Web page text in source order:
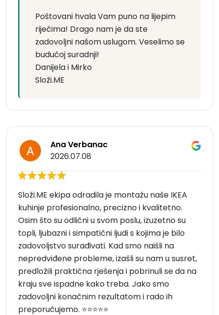
Poštovani hvala Vam puno na lijepim
riječima! Drago nam je da ste
zadovoljni našom uslugom. Veselimo se
budućoj suradnji!
Danijela i Mirko
Složi.ME
Ana Verbanac
2026.07.08
Složi.ME ekipa odradila je montažu naše IKEA
kuhinje profesionalno, precizno i kvalitetno.
Osim što su odlični u svom poslu, izuzetno su
topli, ljubazni i simpatični ljudi s kojima je bilo
zadovoljstvo surađivati. Kad smo naišli na
nepredviđene probleme, izašli su nam u susret,
predložili praktična rješenja i pobrinuli se da na
kraju sve ispadne kako treba. Jako smo
zadovoljni konačnim rezultatom i rado ih
preporučujemo. ⭐⭐⭐⭐⭐